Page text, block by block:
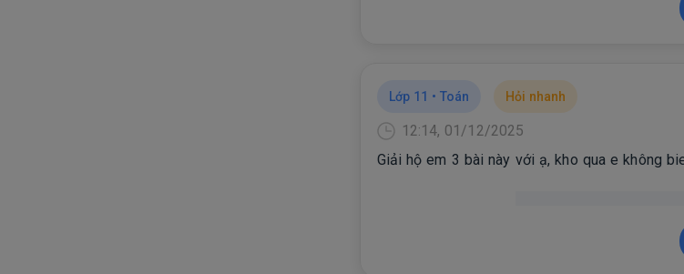
Lớp 11 • Toán Hỏi nhanh
12:14, 01/12/2025
Giải hộ em 3 bài này với ạ, kho qua e không